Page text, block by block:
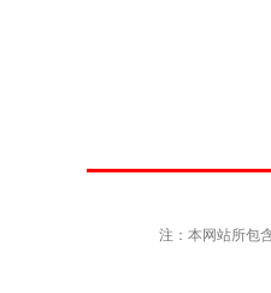
注：本网站所包